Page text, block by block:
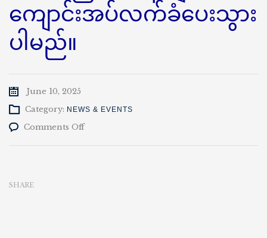
ကျောင်းအပ်လက်ခံပေးသွား
ပါမည်။
June 10, 2025
Category: NEWS & EVENTS
Comments Offon
SHARE